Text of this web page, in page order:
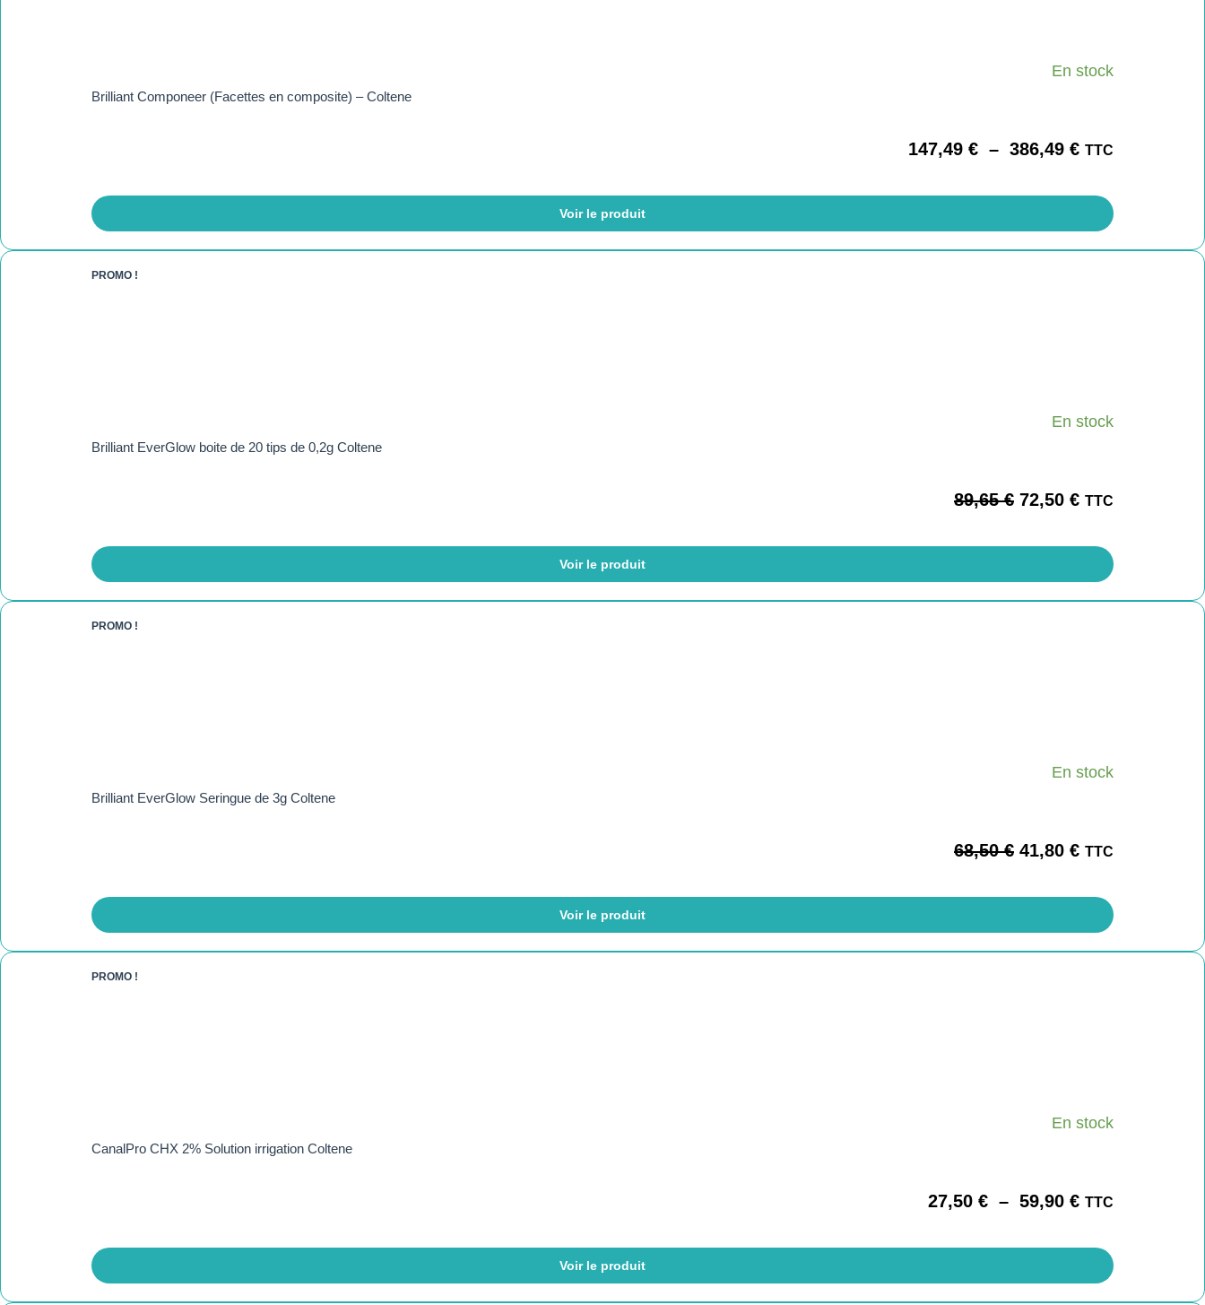
En stock
Brilliant Componeer (Facettes en composite) – Coltene
147,49 € – 386,49 € TTC
Voir le produit
PROMO !
En stock
Brilliant EverGlow boite de 20 tips de 0,2g Coltene
89,65€ 72,50 € TTC
Voir le produit
PROMO !
En stock
Brilliant EverGlow Seringue de 3g Coltene
68,50€ 41,80 € TTC
Voir le produit
PROMO !
En stock
CanalPro CHX 2% Solution irrigation Coltene
27,50 € – 59,90 € TTC
Voir le produit